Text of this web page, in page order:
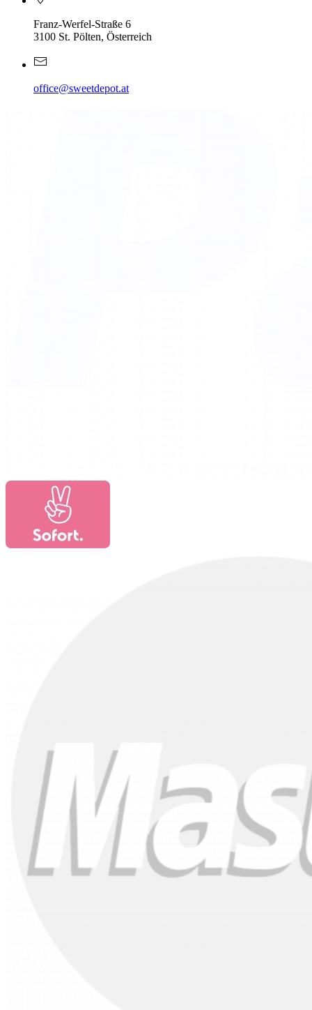
Franz-Werfel-Straße 6
3100 St. Pölten, Österreich
office@sweetdepot.at